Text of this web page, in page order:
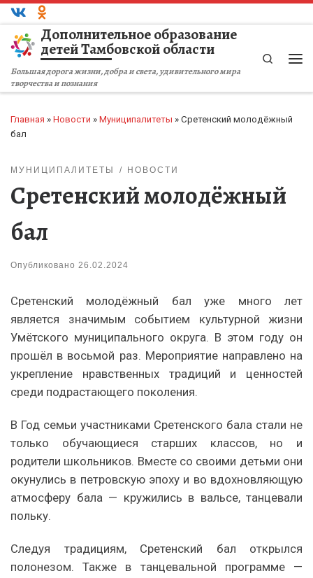
Перейти к содержимому
Дополнительное образование
детей Тамбовской области
Большая дорога жизни, добра и света, удивительного мира
творчества и познания
Search
Главная » Новости » Муниципалитеты » Сретенский молодёжный
бал
МУНИЦИПАЛИТЕТЫ НОВОСТИ
Сретенский молодёжный
бал
Опубликовано 26.02.2024
Сретенский молодёжный бал уже много лет
является значимым событием культурной жизни
Умётского муниципального округа. В этом году он
прошёл в восьмой раз. Мероприятие направлено на
укрепление нравственных традиций и ценностей
среди подрастающего поколения.
В Год семьи участниками Сретенского бала стали не
только обучающиеся старших классов, но и
родители школьников. Вместе со своими детьми они
окунулись в петровскую эпоху и во вдохновляющую
атмосферу бала — кружились в вальсе, танцевали
польку.
Следуя традициям, Сретенский бал открылся
полонезом. Также в танцевальной программе —